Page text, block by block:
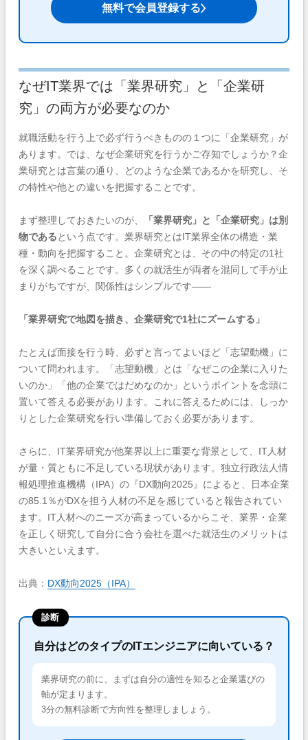
無料で会員登録する
なぜIT業界では「業界研究」と「企業研
究」の両方が必要なのか
就職活動を行う上で必ず行うべきものの１つに「企業研究」が
あります。では、なぜ企業研究を行うかご存知でしょうか？企
業研究とは言葉の通り、どのような企業であるかを研究し、そ
の特性や他との違いを把握することです。
まず整理しておきたいのが、
「業界研究」と「企業研究」は別
物であるという点です。業界研究とはIT業界全体の構造・業
種・動向を把握すること。企業研究とは、その中の特定の1社
を深く調べることです。多くの就活生が両者を混同して手が止
まりがちですが、関係性はシンプルです——
「業界研究で地図を描き、企業研究で1社にズームする」
たとえば面接を行う時、必ずと言ってよいほど「志望動機」に
ついて問われます。「志望動機」とは「なぜこの企業に入りた
いのか」「他の企業ではだめなのか」というポイントを念頭に
置いて答える必要があります。これに答えるためには、しっか
りとした企業研究を行い準備しておく必要があります。
さらに、IT業界研究が他業界以上に重要な背景として、IT人材
が量・質ともに不足している現状があります。独立行政法人情
報処理推進機構（IPA）の『DX動向2025』によると、日本企業
の85.1％がDXを担う人材の不足を感じていると報告されてい
ます。IT人材へのニーズが高まっているからこそ、業界・企業
を正しく研究して自分に合う会社を選べた就活生のメリットは
大きいといえます。
出典： DX動向2025（IPA）
診断
自分はどのタイプのITエンジニアに向いている？
業界研究の前に、まずは自分の適性を知ると企業選びの
軸が定まります。
3分の無料診断で方向性を整理しましょう。